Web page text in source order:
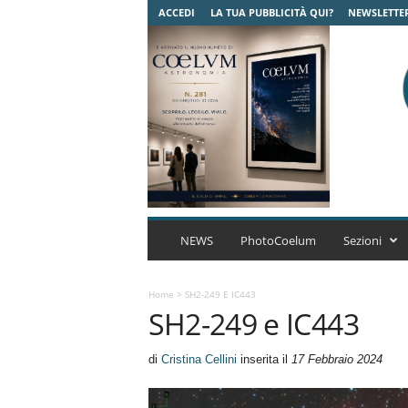
ACCEDI LA TUA PUBBLICITÀ QUI?
C
m
A
r
NEWS PhotoCoelum Sezioni
Home > SH2-249 E IC443
SH2-249 e IC443
di Cristina Cellini inserita il 17 Febbraio 2024